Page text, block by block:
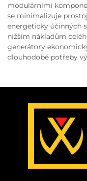
modulárními
se minimalizuje
energeticky účinných
nižším nákladům
generátory
dlouhodobé potřeby